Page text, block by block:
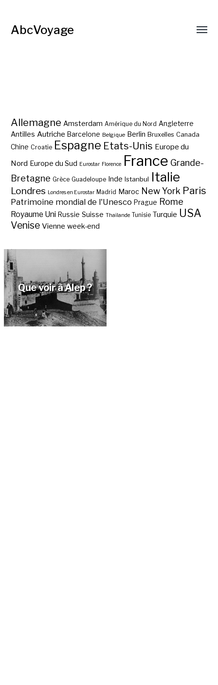
AbcVoyage
Allemagne Amsterdam Amérique du Nord Angleterre
Antilles Autriche Barcelone Belgique Berlin Bruxelles Canada
Chine Croatie Espagne Etats-Unis Europe du
Nord Europe du Sud Eurostar Florence France Grande-
Bretagne Grèce Guadeloupe Inde Istanbul Italie
Londres Londres en Eurostar Madrid Maroc New York Paris
Patrimoine mondial de l'Unesco Prague Rome
Royaume Uni Russie Suisse Thaïlande Tunisie Turquie USA
Venise Vienne week-end
Que voir à Alep ?